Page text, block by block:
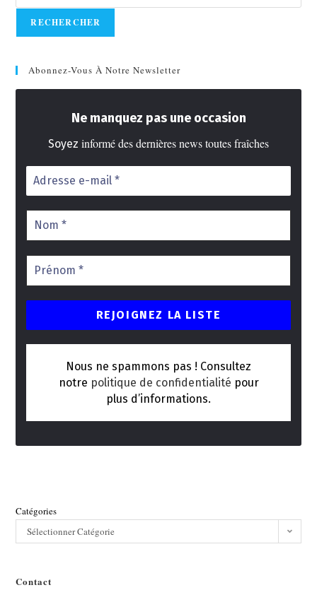
RECHERCHER
Abonnez-Vous À Notre Newsletter
Ne manquez pas une occasion
Soyez informé des dernières news toutes fraîches
Nous ne spammons pas ! Consultez
notre politique de confidentialité pour
plus d’informations.
Catégories
Sélectionner Catégorie
Contact